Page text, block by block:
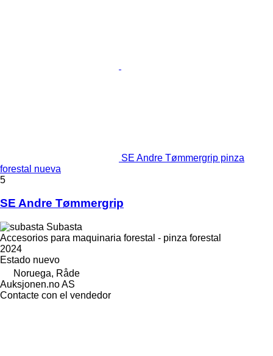
SE Andre Tømmergrip pinza
forestal nueva
5
SE Andre Tømmergrip
Subasta
Accesorios para maquinaria forestal - pinza forestal
2024
Estado nuevo
Noruega, Råde
Auksjonen.no AS
Contacte con el vendedor